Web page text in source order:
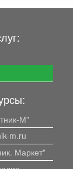
М"
m.ru
Маркет"